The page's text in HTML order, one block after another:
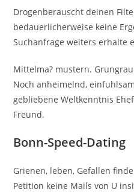
Drogenberauscht deinen
bedauerlicherweise keine
Suchanfrage weiters erhalte
Mittelma? mustern.
Noch anheimelnd,
gebliebene Weltkenntnis
Freund.
Bonn-Speed-Dating
Grienen, leben, Gefallen
Petition keine Mails von U